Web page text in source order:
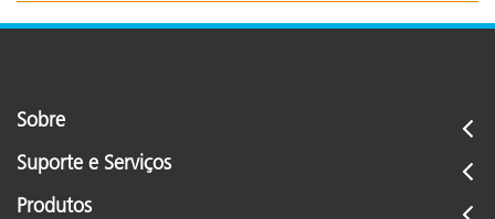
Sobre
Suporte e Serviços
Produtos